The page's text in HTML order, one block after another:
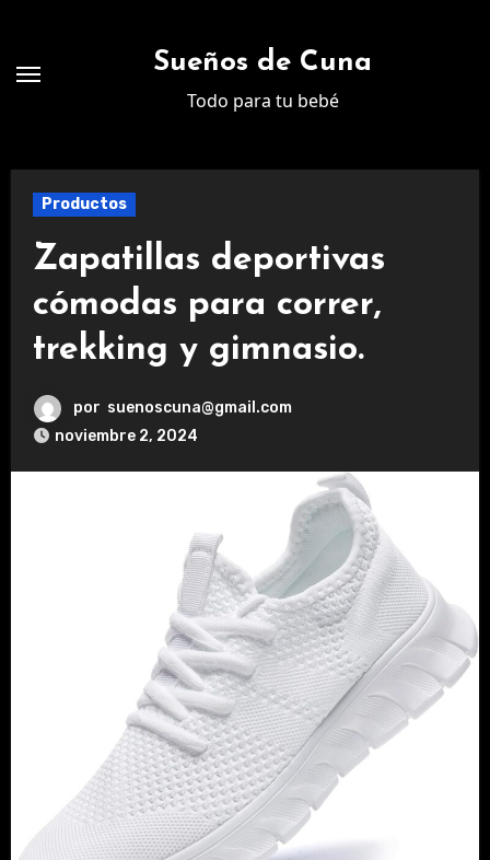
contenido
Sueños de Cuna
Todo para tu bebé
Productos
Zapatillas deportivas
cómodas para correr,
trekking y gimnasio.
por suenoscuna@gmail.com
noviembre 2, 2024